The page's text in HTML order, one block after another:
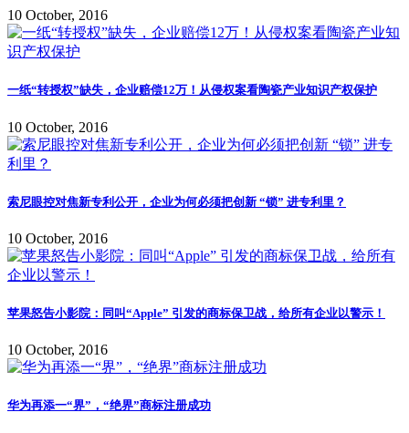
10 October, 2016
一纸“转授权”缺失，企业赔偿12万！从侵权案看陶瓷产业知识产权保护
10 October, 2016
索尼眼控对焦新专利公开，企业为何必须把创新 “锁” 进专利里？
10 October, 2016
苹果怒告小影院：同叫“Apple” 引发的商标保卫战，给所有企业以警示！
10 October, 2016
华为再添一“界”，“绝界”商标注册成功